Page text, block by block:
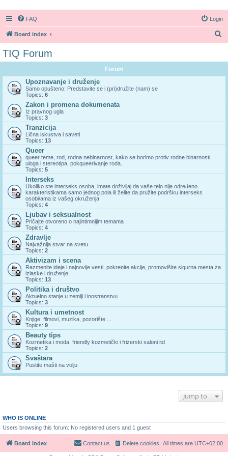
FAQ Login
Board index
TIQ Forum
Forum
Upoznavanje i druženje
Samo opušteno: Predstavite se i (pri)družite (nam) se
Topics: 6
Zakon i promena dokumenata
Iz pravnog ugla
Topics: 3
Tranzicija
Lična iskustva i saveti
Topics: 13
Queer
queer teme, rod, rodna nebinarnost, kako se borimo protiv rodne binarnosti,
uloga i stereotipa, pokqueerivanje roda.
Topics: 5
Interseks
Ukoliko ste interseks osoba, imate doživljaj da vaše telo nije određeno
karakteristikama samo jednog pola ili želite da pružite podršku interseks
osobi/ama iz vašeg okruženja
Topics: 4
Ljubav i seksualnost
Pričajte otvoreno o najintimnijim temama
Topics: 4
Zdravlje
Najvažnija stvar na svetu
Topics: 2
Aktivizam i scena
Razmenite ideje i najnovije vesti, pokrenite akcije, promovišite sigurna mesta za
izlaske i druženje
Topics: 13
Politika i društvo
Aktuelno stanje u zemlji i inostranstvu
Topics: 3
Kultura i umetnost
Knjige, filmovi, muzika, pozorište ...
Topics: 9
Beauty tips
Kozmetika i moda, friendly kozmetički i frizerski saloni itd
Topics: 2
Svaštara
Pustite mašti na volju
Jump to
WHO IS ONLINE
Users browsing this forum: No registered users and 1 guest
Board index All times are UTC+02:00
Delete cookies
Contact us